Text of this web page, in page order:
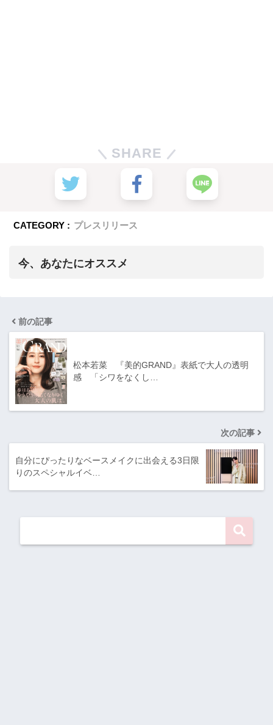
SHARE
CATEGORY : プレスリリース
今、あなたにオススメ
前の記事
松本若菜 『美的GRAND』表紙で大人の透明
感 「シワをなくし…
次の記事
自分にぴったりなベースメイクに出会える3日限
りのスペシャルイベ…